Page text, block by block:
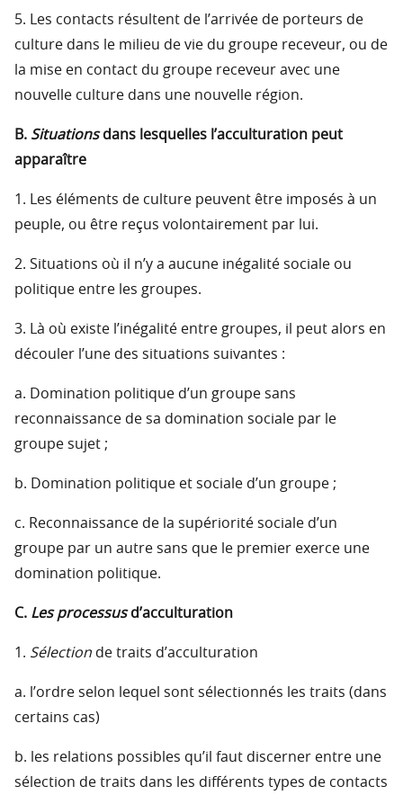
5. Les contacts résultent de l’arrivée de porteurs de
culture dans le milieu de vie du groupe receveur, ou de
la mise en contact du groupe receveur avec une
nouvelle culture dans une nouvelle région.
B. Situationsdans lesquelles l’acculturation peut
apparaître
1. Les éléments de culture peuvent être imposés à un
peuple, ou être reçus volontairement par lui.
2. Situations où il n’y a aucune inégalité sociale ou
politique entre les groupes.
3. Là où existe l’inégalité entre groupes, il peut alors en
découler l’une des situations suivantes :
a. Domination politique d’un groupe sans
reconnaissance de sa domination sociale par le
groupe sujet ;
b. Domination politique et sociale d’un groupe ;
c. Reconnaissance de la supériorité sociale d’un
groupe par un autre sans que le premier exerce une
domination politique.
C. Les processusd’acculturation
1. Sélection de traits d’acculturation
a. l’ordre selon lequel sont sélectionnés les traits (dans
certains cas)
b. les relations possibles qu’il faut discerner entre une
sélection de traits dans les différents types de contacts